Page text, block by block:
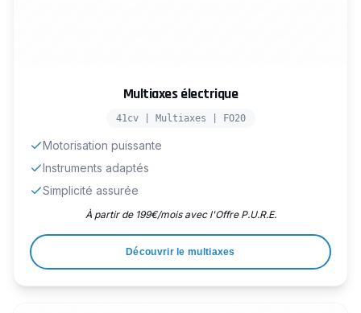
Multiaxes électrique
41cv | Multiaxes | FO20
Motorisation puissante
Instruments adaptés
Simplicité assurée
À partir de 199€/mois avec l'Offre P.U.R.E.
Découvrir le multiaxes